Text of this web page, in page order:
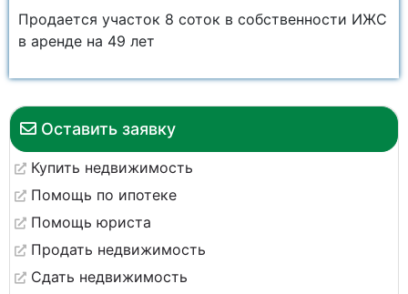
Оставить заявку
Купить недвижимость
Помощь по ипотеке
Помощь юриста
Продать недвижимость
Сдать недвижимость
Продается участок 8 соток в собственности ИЖС
в аренде на 49 лет